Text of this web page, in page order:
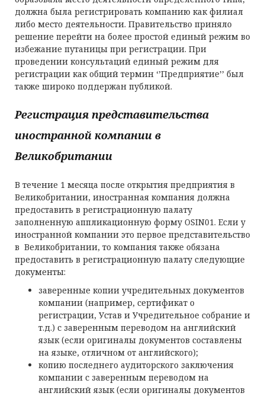
должна была регистрировать компанию как филиал
либо место деятельности. Правительство приняло
решение перейти на более простой единый режим во
избежание путаницы при регистрации. При
проведении консультаций единый режим для
регистрации как общий термин ‘’Предприятие’’ был
также широко поддержан публикой.
Регистрация представительства
иностранной компании в
Великобритании
В течение 1 месяца после открытия предприятия в
Великобритании, иностранная компания должна
предоставить в регистрационную палату
заполненную аппликационную форму OSIN01. Если у
иностранной компании это первое представительство
в Великобритании, то компания также обязана
предоставить в регистрационную палату следующие
документы:
заверенные копии учредительных документов
компании (например, сертификат о
регистрации, Устав и Учредительное собрание и
т.д.) с заверенным переводом на английский
язык (если оригиналы документов составлены
на языке, отличном от английского);
копию последнего аудиторского заключения
компании с заверенным переводом на
английский язык (если оригиналы документов